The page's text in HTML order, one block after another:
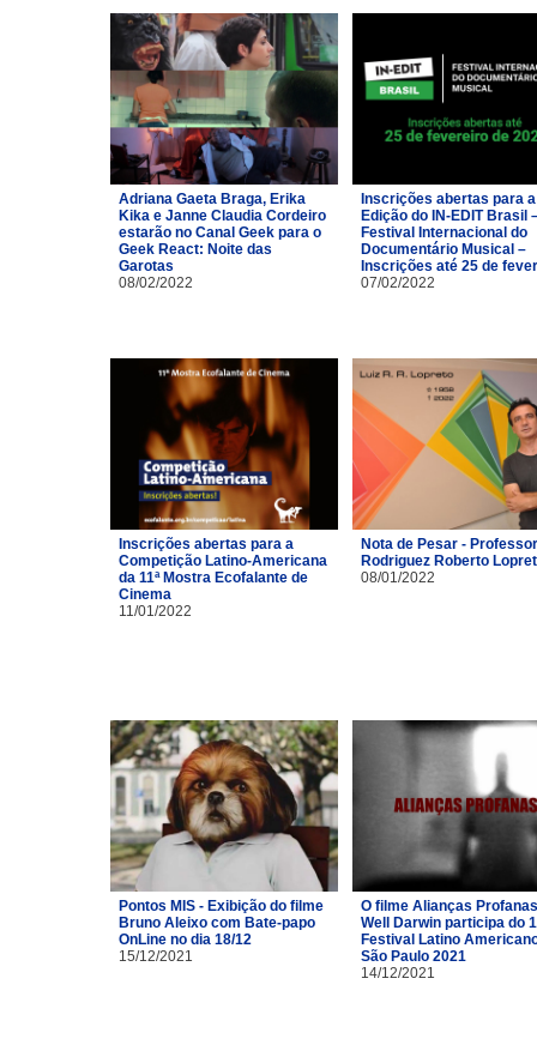
Adriana Gaeta Braga, Erika
Kika e Janne Claudia Cordeiro
estarão no Canal Geek para o
Geek React: Noite das
Garotas
08/02/2022
Inscrições abertas para a
Edição do IN-EDIT Brasil
Festival Internacional do
Documentário Musical –
Inscrições até 25 de
07/02/2022
Inscrições abertas para a
Competição Latino-Americana
da 11ª Mostra Ecofalante de
Cinema
11/01/2022
Nota de Pesar -
Rodriguez Roberto
08/01/2022
Pontos MIS - Exibição do filme
Bruno Aleixo com Bate-papo
OnLine no dia 18/12
15/12/2021
O filme Alianças
Well Darwin participa do
Festival Latino
São Paulo 2021
14/12/2021